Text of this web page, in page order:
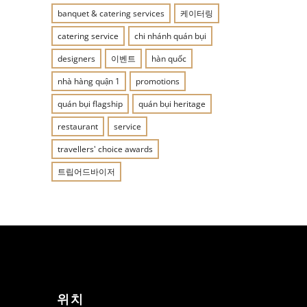
banquet & catering services
케이터링
catering service
chi nhánh quán bụi
designers
이벤트
hàn quốc
nhà hàng quận 1
promotions
quán bụi flagship
quán bụi heritage
restaurant
service
travellers' choice awards
트립어드바이저
위치